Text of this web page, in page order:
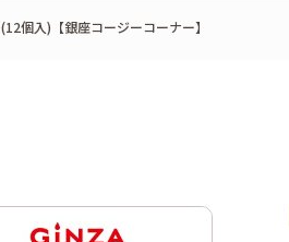
個入)【銀座コージーコーナー】